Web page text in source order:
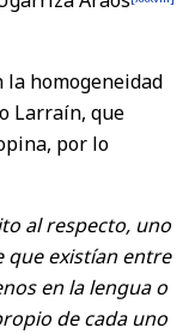
la homogeneidad
Larraín, que
por lo
al respecto, uno
que existían entre
en la lengua o
de cada uno